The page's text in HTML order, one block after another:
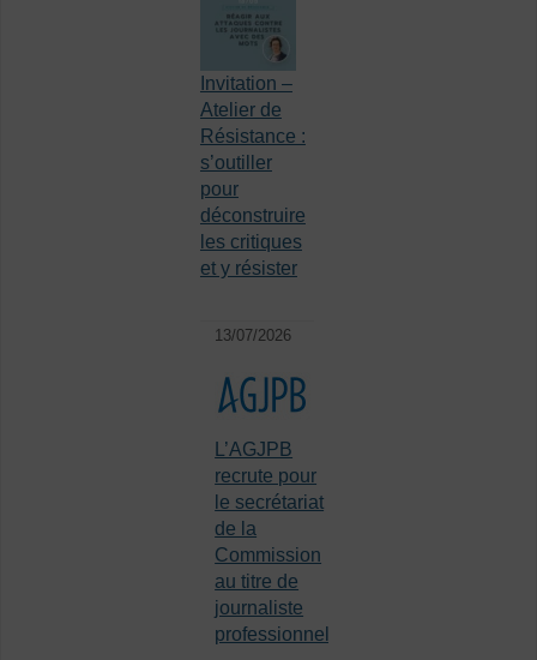
Invitation –
Atelier de
Résistance :
s’outiller
pour
déconstruire
les critiques
et y résister
13/07/2026
L’AGJPB
recrute pour
le secrétariat
de la
Commission
au titre de
journaliste
professionnel